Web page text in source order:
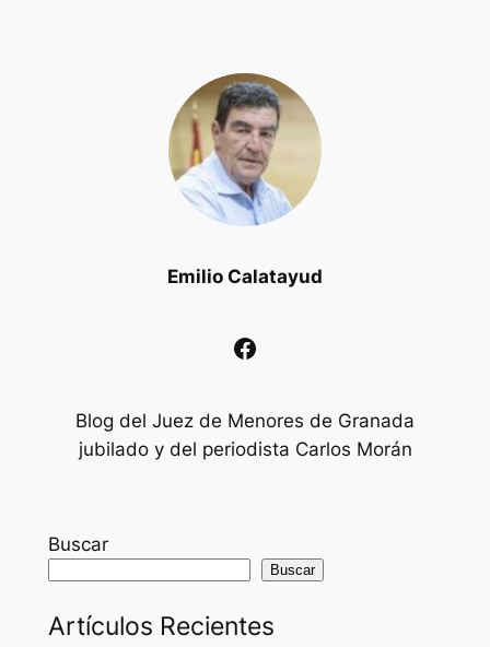
Emilio Calatayud
Facebook
Blog del Juez de Menores de Granada
jubilado y del periodista Carlos Morán
Buscar
Buscar
Artículos Recientes